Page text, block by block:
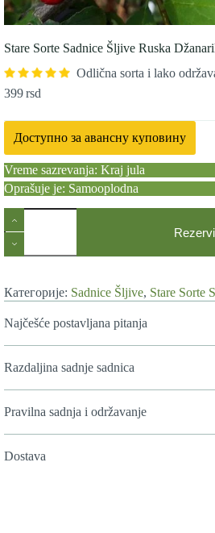
Stare Sorte Sadnice Šljive Ruska
Odlična sorta i lako
399rsd
Доступно за авансну куповину
Vreme sazrevanja: Kraj jula
Oprašuje je: Samooplodna
Stare
Sadnice
Šljive
Crvena
Категорије: Sadnice Šljive, Stare Sorte
Najčešće postavljana pitanja
Razdaljina sadnje sadnica
Pravilna sadnja i održavanje
Dostava